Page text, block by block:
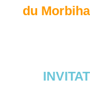
du